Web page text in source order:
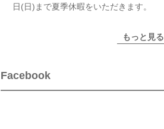
日(日)まで夏季休暇をいただきます。
もっと見る
Facebook